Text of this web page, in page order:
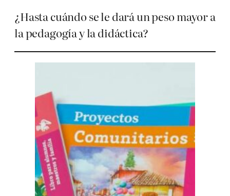
¿Hasta cuándo se le dará un peso mayor a
la pedagogía y la didáctica?